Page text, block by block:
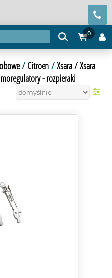
0
/ Citroen/Xsara / Xsara
- rozpieraki